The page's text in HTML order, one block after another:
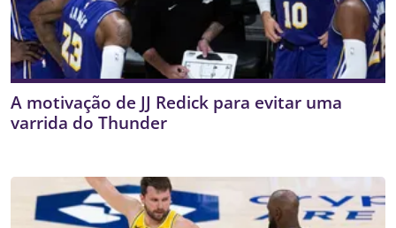
A motivação de JJ Redick para evitar uma
varrida do Thunder